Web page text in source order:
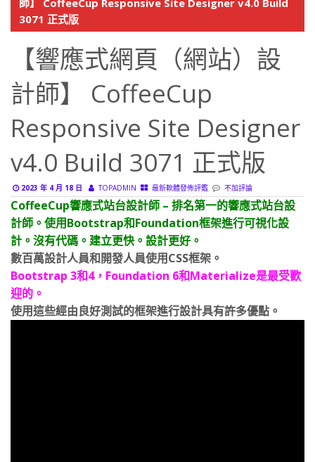
3071 正式版
【響應式網頁（網站）設
計師】 CoffeeCup
Responsive Site Designer
v4.0 Build 3071 正式版
不加評論
CoffeeCup響應式站台設計師 – 排名第一的響應式站台設
計師。使用Bootstrap和Foundation框架進行可視化設
計。沒有代碼。建立更快。設計更好。
數百萬設計人員和開發人員使用CSS框架。
Bootstrap 3和4，Foundation 6和Materialize是最受歡
迎的。
使用這些經由良好測試的框架進行設計具有許多優點。